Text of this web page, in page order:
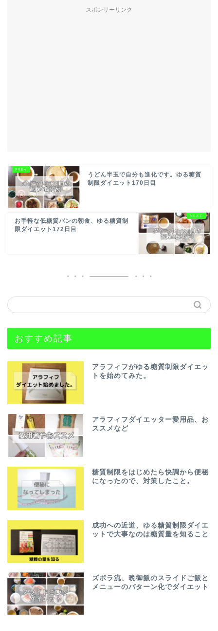
スポンサーリンク
うどん半玉で自分も進化です。ゆる糖質
制限ダイエット170日目
お手軽な低糖質パンの朝食、ゆる糖質制
限ダイエット172日目
おすすめ記事
アラフィフがゆる糖質制限ダイエッ
トを始めてみた。
アラフィフダイエッター愛用品、お
ススメなど
糖質制限をはじめたら快調から便秘
になったので、対策したこと。
成功への近道、ゆる糖質制限ダイエ
ットで大事なのは糖質量を知ること
ズボラ流、晩御飯のスライドご飯と
メニューのパターン化でダイエット